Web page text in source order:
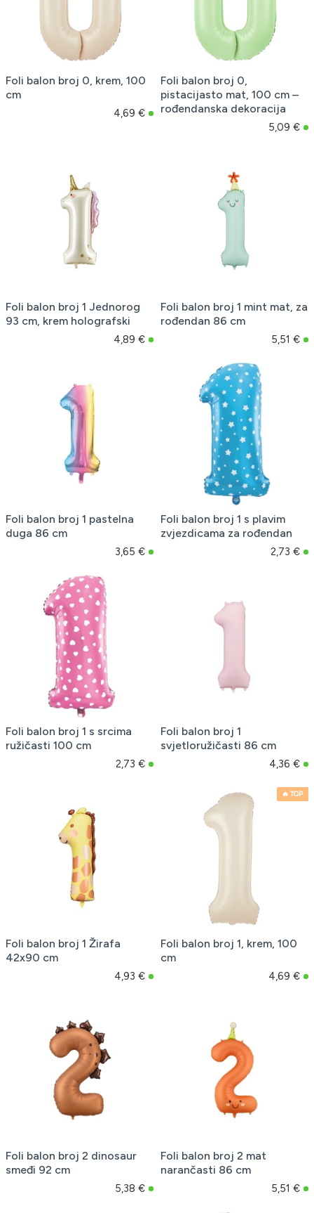
Foli balon broj 0, krem, 100
cm
4,69 €
Foli balon broj 0,
pistacijasto mat, 100 cm –
rođendanska dekoracija
5,09 €
Foli balon broj 1 Jednorog
93 cm, krem holografski
4,89 €
Foli balon broj 1 mint mat, za
rođendan 86 cm
5,51 €
Foli balon broj 1 pastelna
duga 86 cm
3,65 €
Foli balon broj 1 s plavim
zvjezdicama za rođendan
2,73 €
Foli balon broj 1 s srcima
ružičasti 100 cm
2,73 €
Foli balon broj 1
svjetloružičasti 86 cm
4,36 €
Foli balon broj 1 Žirafa
42x90 cm
4,93 €
🔥 TOP
Foli balon broj 1, krem, 100
cm
4,69 €
Foli balon broj 2 dinosaur
smeđi 92 cm
5,38 €
Foli balon broj 2 mat
narančasti 86 cm
5,51 €